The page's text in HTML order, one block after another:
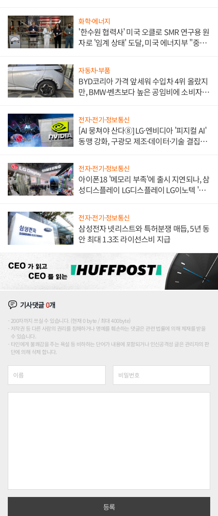
화학·에너지
'한수원 협력사' 미국 오클로 SMR 연구용 원
자로 '임계 상태' 도달, 미국 에너지부 "중요
자동차·부품
BYD코리아 가격 앞세워 수입차 4위 올랐지
만, BMW·벤츠보다 높은 공임비에 소비자
전자·전기·정보통신
[AI 뭉쳐야 산다⑧] LG·엔비디아 '피지컬 AI'
동맹 강화, 구광모 제조·데이터·기술 결집
전자·전기·정보통신
아이폰18 '메모리 부족'에 출시 지연되나, 삼
성디스플레이 LG디스플레이 LG이노텍 '탈
전자·전기·정보통신
삼성전자 넷리스트와 특허분쟁 매듭, 5년 동
안 최대 1.3조 라이선스비 지급
기사댓글0개
200자까지 쓰실 수 있습니다. (현재 0 byte / 최대 400byte)
저작권 등 다른 사람의 권리를 침해하거나 명예를 훼손하는 댓글은 관련 법률에 의해 제재를 받을
수 있습니다.
타인에게 불쾌감을 주는 욕설 등 비하하는 단어가 내용에 포함되거나 인신공격성 글은 관리자의 판
단에 의해 삭제 합니다.